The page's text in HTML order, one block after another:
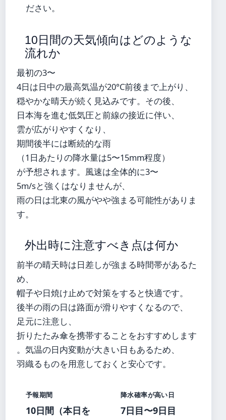
ださい。
10日間の天気傾向はどのような
流れか
最初の3〜
4日は日中の最高気温が20°C前後まで上がり、
穏やかな晴天が続く見込みです。その後、
日本海を進む低気圧と前線の接近に伴い、
雲が広がりやすくなり、
期間後半には断続的な雨
（1日あたりの降水量は5〜15mm程度）
が予想されます。風速は全体的に3〜
5m/sと強くはなりませんが、
雨の日は北東の風がやや強まる可能性がありま
す。
外出時に注意すべき点は何か
前半の晴天時は日差しが強まる時間帯があるた
め、
帽子や日焼け止めで対策をすると快適です。
後半の雨の日は路面が滑りやすくなるので、
足元に注意し、
折りたたみ傘を携帯することをおすすめします
。気温の日内変動が大きい日もあるため、
羽織るものを用意しておくと安心です。
予報期間
10日間（本日を
降水確率が高い日
7日目〜9日目